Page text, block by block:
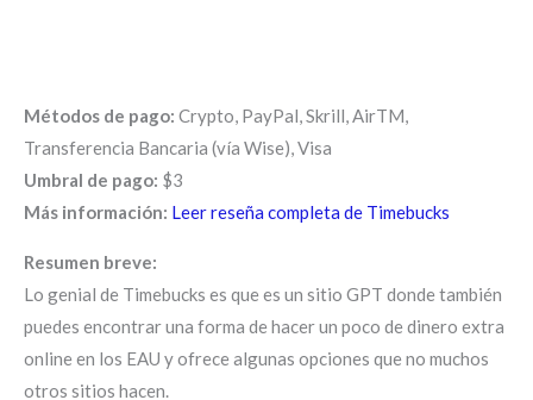
Métodos de pago: Crypto, PayPal, Skrill, AirTM,
Transferencia Bancaria (vía Wise), Visa
Umbral de pago: $3
Más información: Leer reseña completa de Timebucks
Resumen breve:
Lo genial de Timebucks es que es un sitio GPT donde también
puedes encontrar una forma de hacer un poco de dinero extra
online en los EAU y ofrece algunas opciones que no muchos
otros sitios hacen.